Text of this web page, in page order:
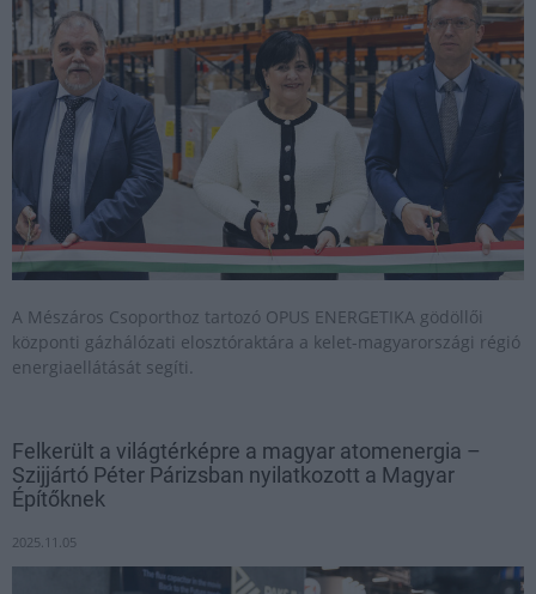
A Mészáros Csoporthoz tartozó OPUS ENERGETIKA gödöllői
központi gázhálózati elosztóraktára a kelet-magyarországi régió
energiaellátását segíti.
Felkerült a világtérképre a magyar atomenergia –
Szijjártó Péter Párizsban nyilatkozott a Magyar
Építőknek
2025.11.05